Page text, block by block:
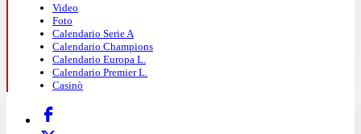
Video
Foto
Calendario Serie A
Calendario Champions
Calendario Europa L.
Calendario Premier L.
Casinò